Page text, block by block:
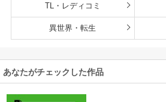
TL・レディコミ
異世界・転生
あなたがチェックした作品